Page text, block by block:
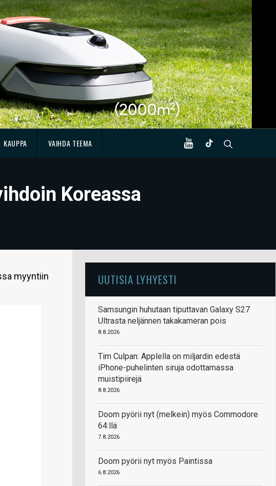
KAUPPA VAIHDA TEEMA
Koreassa
myyntiin
UUTISIA LYHYESTI
Samsungin huhutaan tiputtavan Galaxy S27
Ultrasta neljännen takakameran pois
8.8.2026
Tim Culpan: Applella on miljardin edestä
iPhone-puhelinten siruja odottamassa
muistipiirejä
8.8.2026
Doom pyörii nyt (melkein) myös Commodore
64:llä
7.8.2026
Doom pyörii nyt myös Paintissa
6.8.2026